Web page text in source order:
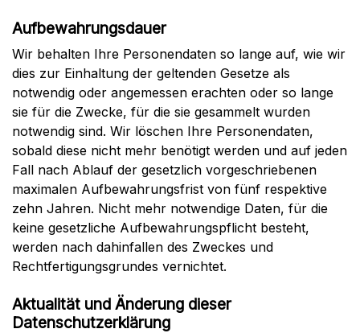
Aufbewahrungsdauer
Wir behalten Ihre Personendaten so lange auf, wie wir
dies zur Einhaltung der geltenden Gesetze als
notwendig oder angemessen erachten oder so lange
sie für die Zwecke, für die sie gesammelt wurden
notwendig sind. Wir löschen Ihre Personendaten,
sobald diese nicht mehr benötigt werden und auf jeden
Fall nach Ablauf der gesetzlich vorgeschriebenen
maximalen Aufbewahrungsfrist von fünf respektive
zehn Jahren. Nicht mehr notwendige Daten, für die
keine gesetzliche Aufbewahrungspflicht besteht,
werden nach dahinfallen des Zweckes und
Rechtfertigungsgrundes vernichtet.
Aktualität und Änderung dieser
Datenschutzerklärung